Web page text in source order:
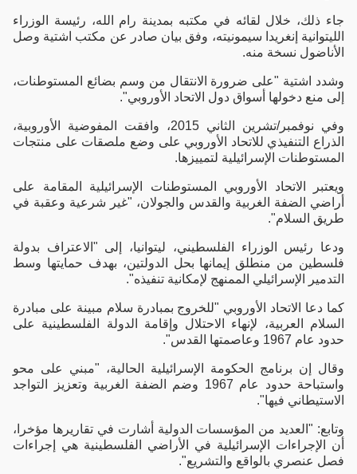
جاء ذلك، خلال لقائه في مكتبه بمدينة رام الله، رئيسة الوزراء
الليتوانية إنغريدا سيمونيته، وفق بيان صادر عن مكتب اشتية وصل
الأناضول نسخة منه.
وشدد اشتية "على ضرورة الانتقال من وسم بضائع المستوطنات،
إلى منع دخولها أسواق دول الاتحاد الأوروبي".
وفي نوفمبر/تشرين الثاني 2015، وافقت المفوضية الأوروبية،
الذراع التنفيذي للاتحاد الأوروبي على وضع ملصقات على منتجات
المستوطنات الإسرائيلية لتمييزها.
ويعتبر الاتحاد الأوروبي المستوطنات الإسرائيلية المقامة على
أراضي الضفة الغربية والقدس والجولان، "غير شرعية وعقبة في
طريق السلام".
ودعا رئيس الوزراء الفلسطيني، ليتوانيا، إلى "الاعتراف بدولة
فلسطين من منطلق إيمانها بحل الدولتين، بهدف حمايتها وسط
التدمير الإسرائيلي الممنهج لإمكانية تنفيذه".
كما دعا الاتحاد الأوروبي "للخروج بمبادرة سلام مبينة على مبادرة
السلام العربية، لإنهاء الاحتلال وإقامة الدولة الفلسطينية على
حدود عام 1967 وعاصمتها القدس".
وقال إن برنامج الحكومة الإسرائيلية الحالية، "مبني على محو
واستباحة حدود عام 1967 وضم الضفة الغربية وتعزيز التواجد
الاستيطاني فيها".
وتابع: "العديد من المؤسسات الدولية أشارت في تقاريرها مؤخرا،
أن الإجراءات الإسرائيلية في الأراضي الفلسطينية هي إجراءات
فصل عنصري بالواقع والتشريع".